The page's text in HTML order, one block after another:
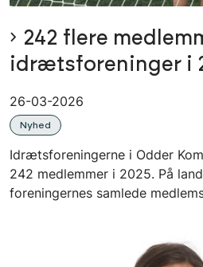
242 flere
idrætsforeninger i
26-03-2026
Nyhed
Idrætsforeningerne i Odder
242 medlemmer i 2025. På
foreningernes samlede